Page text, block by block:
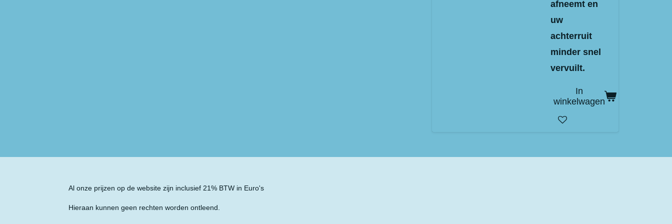
afneemt en
uw
achterruit
minder snel
vervuilt.
In
winkelwagen
Al onze prijzen op de website zijn inclusief 21% BTW in Euro's
Hieraan kunnen geen rechten worden ontleend.